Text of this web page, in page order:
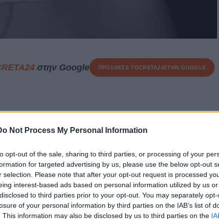
Not Process My Personal Information
opt-out of the sale, sharing to third parties, or processing of your
for targeted advertising by us, please use the below opt-out
selection. Please note that after your opt-out request is processed
interest-based ads based on personal information utilized by us
to third parties prior to your opt-out. You may separately
of your personal information by third parties on the IAB’s list of
This information may also be disclosed by us to third parties on the
στην Google ΠΡΟΣΘΕΣΕ ΤΟCRETA24ΣΤΗΝ GOOGLE
υπέβαλε μια 25χρονη γυναίκα σε βάρος του 28χρονου
υποστήριξε ότι δέχθηκε επίθεση μέσα στο σπίτι τους
στις6 και στις 8 Ιουλίου.Όπως ανέφερε στους
με τα χέρια του, προκαλώντας τηςσωματικές